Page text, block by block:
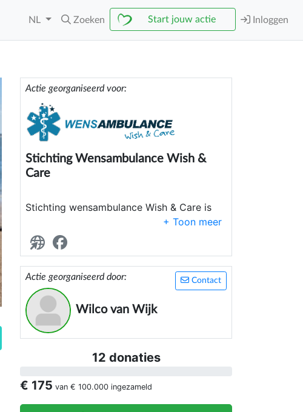
NL Zoeken Start jouw actie Inloggen
Actie georganiseerd voor:
Stichting Wensambulance Wish &
Care
Stichting wensambulance Wish & Care is
een non-profit organisatie. De stichting
heeft als doel de laatste wensen van
langdurig zieken en (pre)terminale
patiënten mogelijk te maken door passend
vervoer te bieden.
Contact
Actie georganiseerd door:
Wilco van Wijk
12 donaties
€ 175 van € 100.000 ingezameld